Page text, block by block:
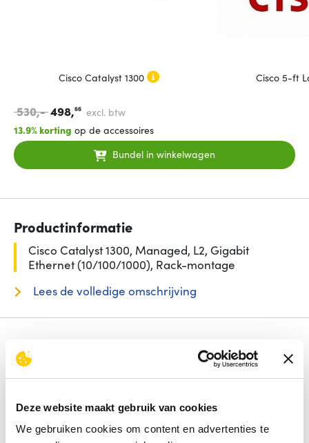
Deze website maakt gebruik van cookies
We gebruiken cookies om content en advertenties te
Cisco Catalyst 1300 Cisco 5-ft
530,- 498,66
excl. btw
13.9% korting op de accessoires
Bundel in winkelwagen
Productinformatie
Cisco Catalyst 1300, Managed, L2, Gigabit
Ethernet (10/100/1000), Rack-montage
Lees de volledige omschrijving
Aantal basis-switching RJ-45 Ethernet-poorten
Switch typeManaged
Type basis-switching RJ-45 Ethernet-poorten
Ethernet (10/100/1000)